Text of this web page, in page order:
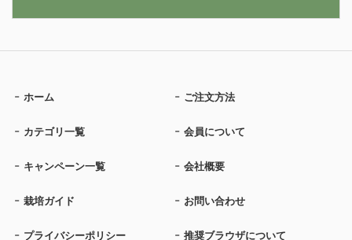
ホーム ご注文方法
カテゴリ一覧 会員について
キャンペーン一覧 会社概要
栽培ガイド お問い合わせ
プライバシーポリシー 推奨ブラウザについて